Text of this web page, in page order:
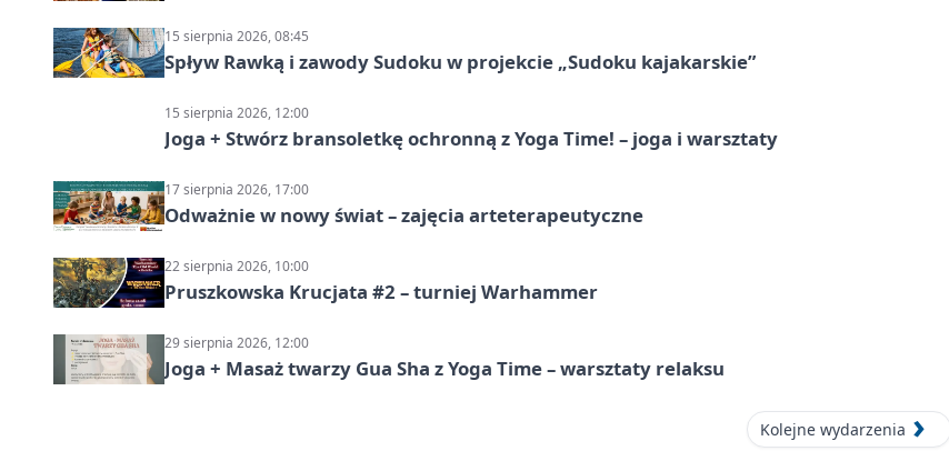
15 sierpnia 2026, 08:45
Spływ Rawką i zawody Sudoku w projekcie „Sudoku kajakarskie”
15 sierpnia 2026, 12:00
Joga + Stwórz bransoletkę ochronną z Yoga Time! – joga i warsztaty
17 sierpnia 2026, 17:00
Odważnie w nowy świat – zajęcia arteterapeutyczne
22 sierpnia 2026, 10:00
Pruszkowska Krucjata #2 – turniej Warhammer
29 sierpnia 2026, 12:00
Joga + Masaż twarzy Gua Sha z Yoga Time – warsztaty relaksu
Kolejne wydarzenia